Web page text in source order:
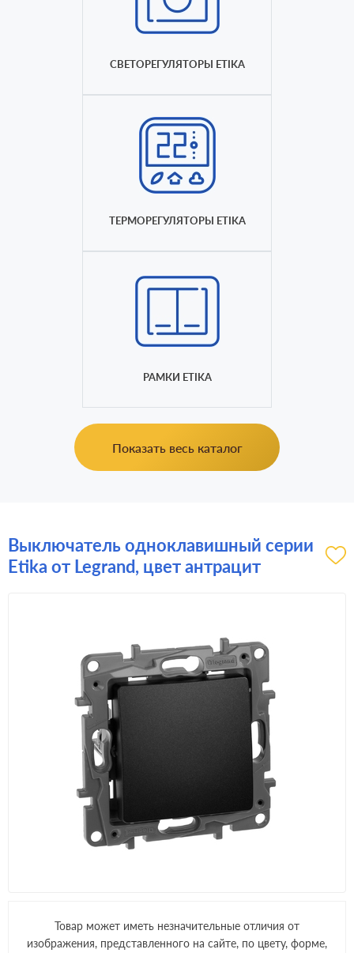
СВЕТОРЕГУЛЯТОРЫ ETIKA
ТЕРМОРЕГУЛЯТОРЫ ETIKA
РАМКИ ETIKA
Показать весь каталог
Выключатель одноклавишный серии
Etika от Legrand, цвет антрацит
Товар может иметь незначительные отличия от
изображения, представленного на сайте, по цвету, форме,